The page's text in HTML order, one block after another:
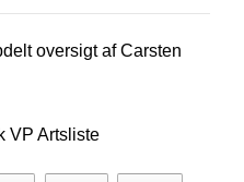
oversigt afCarsten
VP Artsliste